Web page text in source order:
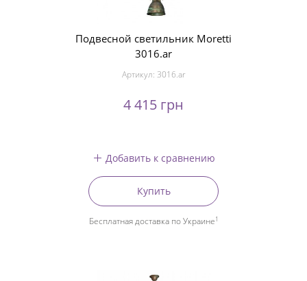
Подвесной светильник Moretti
3016.ar
Артикул: 3016.ar
4 415 грн
Добавить к сравнению
Купить
Бесплатная доставка по Украине1